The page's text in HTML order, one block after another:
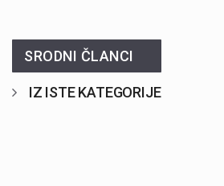
SRODNI ČLANCI
IZ ISTE KATEGORIJE